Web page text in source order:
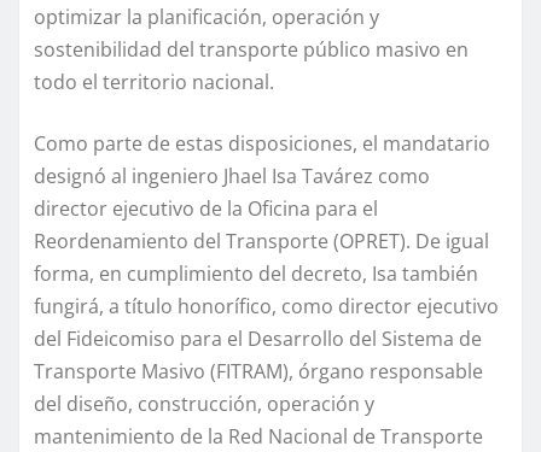
optimizar la planificación, operación y
sostenibilidad del transporte público masivo en
todo el territorio nacional.
Como parte de estas disposiciones, el mandatario
designó al ingeniero Jhael Isa Tavárez como
director ejecutivo de la Oficina para el
Reordenamiento del Transporte (OPRET). De igual
forma, en cumplimiento del decreto, Isa también
fungirá, a título honorífico, como director ejecutivo
del Fideicomiso para el Desarrollo del Sistema de
Transporte Masivo (FITRAM), órgano responsable
del diseño, construcción, operación y
mantenimiento de la Red Nacional de Transporte